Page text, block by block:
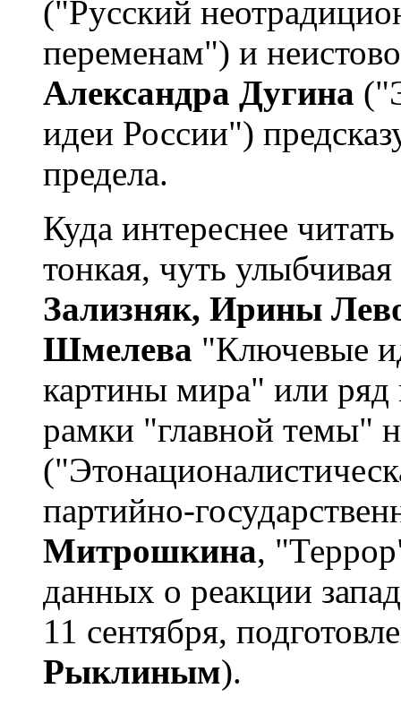
("Русский
переменам") и
Александра Дугина
идеи России")
предела.
Куда интереснее
тонкая, чуть
Зализняк, Ирины
Шмелева "Ключевые
картины мира" или ряд
рамки "главной темы"
партийно-
Митрошкина,
данных о реакции
11 сентября,
Рыклиным).